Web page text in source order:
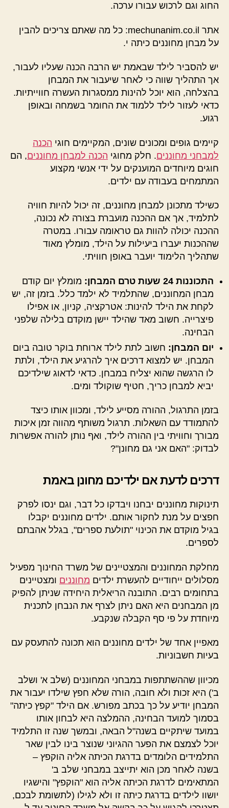
החוג וגם לרכוש עבורו ערכה.
אתר mechunanim.co.il: כל מה שאתם צריכים להבין
על מבחן מחוננים כיתה י.
יש להסביר לילד שבאמת יש הרבה הכנה שעליו לעבור,
אך התהליך שווה כי לאחר שיעבור את המבחן
בהצלחה, הוא יוכל להינות ממסגרות העשרה חווייתיות.
כדאי לעזור לילד ללמוד את החומר בשמחה ובאופן
רגוע.
קיימים גופים ומכונים שונים, המקיימים חוגי הכנה
למבחני מחוננים. חלק מחוגי הכנה למבחן מחוננים, הם
חוגים מיוחדים המוענקים על ידי אנשי מקצוע
המתמחים בעבודה עם ילדים.
כשילד מתכונן למבחן מחוננים, זה יכול להיות חוויה
לתלמיד, אך אם ההכנה מועברת בצורה לא נכונה,
ההכנה יכולה להוות גם טראומה עבורו. במטרה
שההכנות יעברו ביעילות על הילד, מומלץ מאוד
שתהליך הלימוד יועבר באופן חוויתי.
התכוננות 24 שעות טרם המבחן:
מומלץ יום קודם
מבחן המחוננים, שהתלמיד לא ילמד כלל. בזמן זה, יש
לקחת את הילד להינות: אטרקציה, קניון, או אפילו
פיצרייה. חשוב מאד שהילד יישן מוקדם בלילה שלפני
הבחינה.
יום המבחן: חשוב לתת לילד ארוחת בוקר טובה ביום
המבחן. יש למצוא דרכים איך להרגיע את הילד, ולתת
לו הרגשה שהוא יצליח במבחן. כדאי לדאוג שילדיכם
יביא למבחן כריך, חטיף שוקולד ומים.
בזמן התרגול, ההורה מסייע לילד, ומכוון אותו כיצד
להתמודד עם השאלות. תרגול משותף מהווה זמן איכות
מבורך וחוויתי בין ההורה לילד, ואף נותן להורה אפשרות
לבדוק: "האם אני גם מחונן"?
דרכים לדעת אם ילדיכם מחונן באמת
תינוקות מחוננים יבחנו ויבדקו כל דבר, וגם ינסו לפרק
חפצים על מנת לחקור אותם. ילדים מחוננים יקבלו
בגיל מוקדם את הכינוי "תולעת ספרים", בגלל אהבתם
לספרים.
מחלקת המחוננים והמצטיינים של משרד החינוך מפעיל
מסלולים ייחודיים להעשרת ילדים מחוננים ומצטיינים
בתחומים רבים. התובנה הריאלית היחידה שניתן להפיק
מן המבחנים היא האם ניתן לצרף את הנבחן לתכנית
מיוחדת על פי סף הקבלה שנקבע.
מאפיין אחד של ילדים מחוננים הוא תכונה להתעסק עם
בעיות חשבוניות.
מכיוון שההשתתפות במבחני המחוננים (שלב א' ושלב
ב') היא זכות ולא חובה, הורה שלא חפץ שילדו יעבור את
המבחן יודיע על כך בכתב מפורש. אם הילד "קפץ כיתה"
בסמוך למועד הבחינה, ההמלצה היא לבחון אותו
במועד שיתקיים בשנה"ל הבאה, ובמשך שנה זו התלמיד
יוכל לצמצם את הפער ההגיוני שנוצר בינו לבין שאר
התלמידים הלומדים בדרגת הכיתה אליה הוקפץ –
בשנה לאחר מכן הוא יתייצב במבחני שלב ב'
המתאימים לדרגת הכיתה אליה הוא "הוקפץ" והישגיו
יושוו לילדים בדרגת כיתה זו ולא לגילו (לתשומת לבכם,